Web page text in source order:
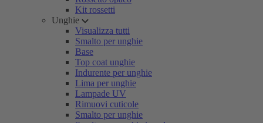
Kit rossetti
Unghie
Visualizza tutti
Smalto per unghie
Base
Top coat unghie
Indurente per unghie
Lima per unghie
Lampade UV
Rimuovi cuticole
Smalto per unghie